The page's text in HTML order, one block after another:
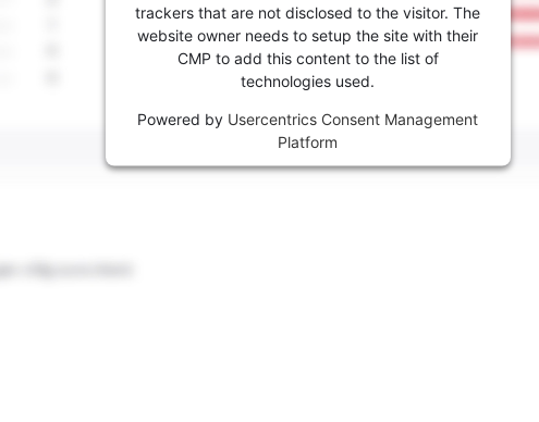
trackers that are not disclosed to the visitor. The
website owner needs to setup the site with their
CMP to add this content to the list of
technologies used.
Powered by Usercentrics Consent Management
Platform